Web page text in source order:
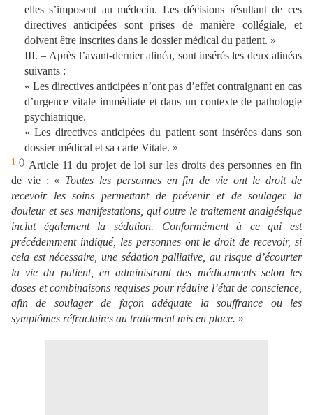
elles s’imposent au médecin. Les décisions résultant de ces
directives anticipées sont prises de manière collégiale, et
doivent être inscrites dans le dossier médical du patient. »
III. – Après l’avant-dernier alinéa, sont insérés les deux alinéas
suivants :
« Les directives anticipées n’ont pas d’effet contraignant en cas
d’urgence vitale immédiate et dans un contexte de pathologie
psychiatrique.
« Les directives anticipées du patient sont insérées dans son
dossier médical et sa carte Vitale. »
1 () Article 11 du projet de loi sur les droits des personnes en fin
de vie : « Toutes les personnes en fin de vie ont le droit de
recevoir les soins permettant de prévenir et de soulager la
douleur et ses manifestations, qui outre le traitement analgésique
inclut également la sédation. Conformément à ce qui est
précédemment indiqué, les personnes ont le droit de recevoir, si
cela est nécessaire, une sédation palliative, au risque d’écourter
la vie du patient, en administrant des médicaments selon les
doses et combinaisons requises pour réduire l’état de conscience,
afin de soulager de façon adéquate la souffrance ou les
symptômes réfractaires au traitement mis en place. »